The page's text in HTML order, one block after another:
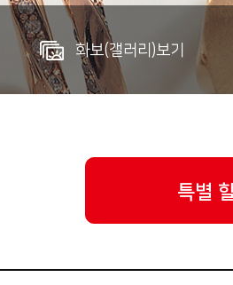
화보(갤러리)보기
특별